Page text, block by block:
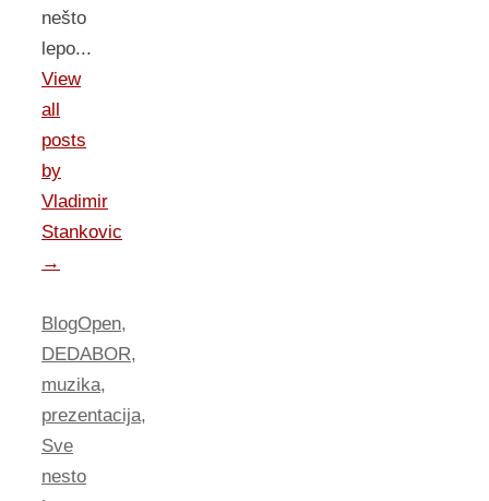
nešto
lepo...
View
all
posts
by
Vladimir
Stankovic
→
BlogOpen,
DEDABOR,
muzika,
prezentacija,
Sve
nesto